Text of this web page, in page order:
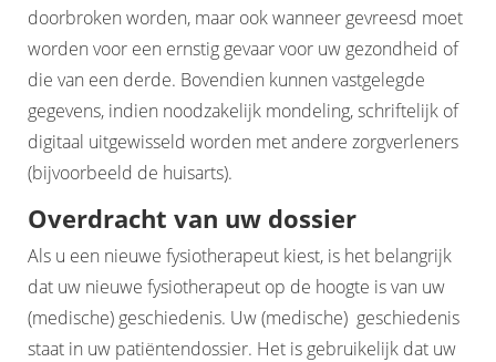
doorbroken worden, maar ook wanneer gevreesd moet
worden voor een ernstig gevaar voor uw gezondheid of
die van een derde. Bovendien kunnen vastgelegde
gegevens, indien noodzakelijk mondeling, schriftelijk of
digitaal uitgewisseld worden met andere zorgverleners
(bijvoorbeeld de huisarts).
Overdracht van uw dossier
Als u een nieuwe fysiotherapeut kiest, is het belangrijk
dat uw nieuwe fysiotherapeut op de hoogte is van uw
(medische) geschiedenis. Uw (medische) geschiedenis
staat in uw patiëntendossier. Het is gebruikelijk dat uw